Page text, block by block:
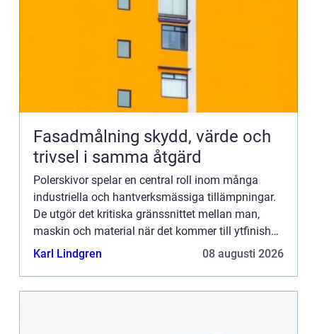
Fasadmålning skydd, värde och
trivsel i samma åtgärd
Polerskivor spelar en central roll inom många
industriella och hantverksmässiga tillämpningar.
De utgör det kritiska gränssnittet mellan man,
maskin och material när det kommer till ytfinish
och polering. I denna artike...
Karl Lindgren 08 augusti 2026